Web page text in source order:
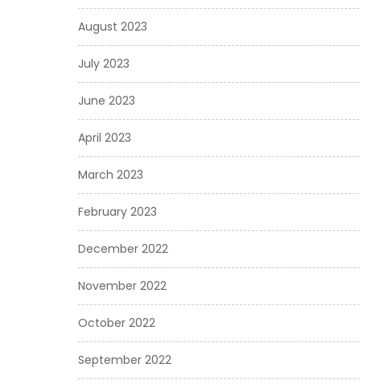
August 2023
July 2023
June 2023
April 2023
March 2023
February 2023
December 2022
November 2022
October 2022
September 2022